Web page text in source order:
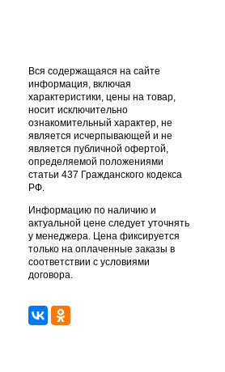
Вся содержащаяся на сайте
информация, включая
характеристики, цены на товар,
носит исключительно
ознакомительный характер, не
является исчерпывающей и не
является публичной офертой,
определяемой положениями
статьи 437 Гражданского кодекса
РФ.
Информацию по наличию и
актуальной цене следует уточнять
у менеджера. Цена фиксируется
только на оплаченные заказы в
соответствии с условиями
договора.